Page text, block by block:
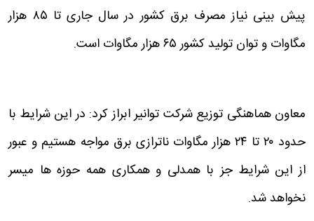
پیش بینی نیاز مصرف برق کشور در سال جاری تا ۸۵ هزار
مگاوات و توان تولید کشور ۶۵ هزار مگاوات است.
معاون هماهنگی توزیع شرکت توانیر ابراز کرد: در این شرایط با
حدود ۲۰ تا ۲۴ هزار مگاوات ناترازی برق مواجه هستیم و عبور
از این شرایط جز با همدلی و همکاری همه حوزه ها میسر
نخواهد شد.